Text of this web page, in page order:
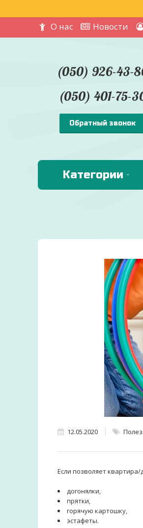
О нас
Новости
(050) 926-43-
(050) 401-75-
Обратный звонок
Категории
12.05.2020
Если позволяет квартира/
догонялки,⠀⠀
прятки,⠀⠀
горячую картошку,⠀⠀
эстафеты.⠀⠀